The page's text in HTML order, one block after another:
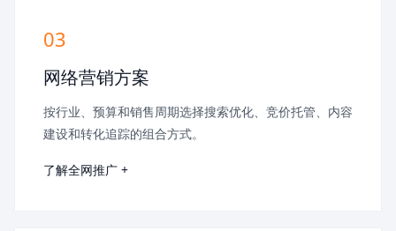
03
网络营销方案
按行业、预算和销售周期选择搜索优化、竞价托管、内容
建设和转化追踪的组合方式。
了解全网推广 +